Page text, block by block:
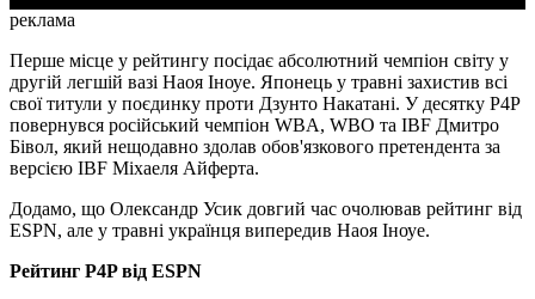
реклама
Перше місце у рейтингу посідає абсолютний чемпіон світу у
другій легшій вазі Наоя Іноуе. Японець у травні захистив всі
свої титули у поєдинку проти Дзунто Накатані. У десятку P4P
повернувся російський чемпіон WBA, WBO та IBF Дмитро
Бівол, який нещодавно здолав обов'язкового претендента за
версією IBF Міхаеля Айферта.
Додамо, що Олександр Усик довгий час очолював рейтинг від
ESPN, але у травні українця випередив Наоя Іноуе.
Рейтинг P4P від ESPN